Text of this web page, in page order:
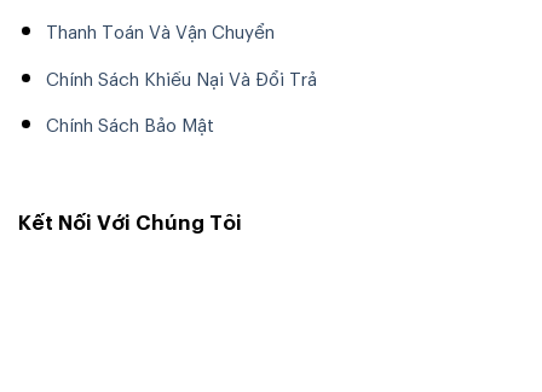
Thanh Toán Và Vận Chuyển
Chính Sách Khiếu Nại Và Đổi Trả
Chính Sách Bảo Mật
Kết Nối Với Chúng Tôi